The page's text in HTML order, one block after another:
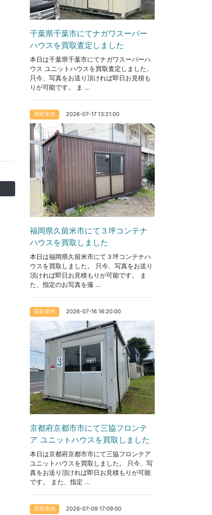
千葉県千葉市にてナガワスーパー
ハウスを買取査定しました
本日は千葉県千葉市にてナガワスーパーハ
ウス ユニットハウスを買取査定しました。
只今、写真をお送り頂ければ即日お見積も
りが可能です。 ま ...
買取実例 2026-07-17 13:21:00
福岡県久留米市にて３坪コンテナ
ハウスを買取しました
本日は福岡県久留米市にて３坪コンテナハ
ウスを買取しました。 只今、写真をお送り
頂ければ即日お見積もりが可能です。 ま
た、指定のお写真を撮 ...
買取実例 2026-07-16 16:20:00
京都府京都市市にて三協フロンテ
ア ユニットハウスを買取しました
本日は京都府京都市市にて三協フロンテア
ユニットハウスを買取しました。 只今、写
真をお送り頂ければ即日お見積もりが可能
です。 また、指定 ...
買取実例 2026-07-09 17:09:00